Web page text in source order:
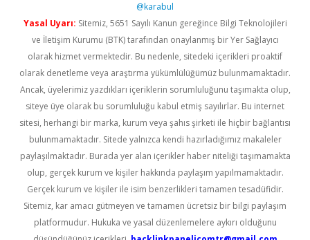
@karabul
Yasal Uyarı: Sitemiz, 5651 Sayılı Kanun gereğince Bilgi Teknolojileri
ve İletişim Kurumu (BTK) tarafından onaylanmış bir Yer Sağlayıcı
olarak hizmet vermektedir. Bu nedenle, sitedeki içerikleri proaktif
olarak denetleme veya araştırma yükümlülüğümüz bulunmamaktadır.
Ancak, üyelerimiz yazdıkları içeriklerin sorumluluğunu taşımakta olup,
siteye üye olarak bu sorumluluğu kabul etmiş sayılırlar. Bu internet
sitesi, herhangi bir marka, kurum veya şahıs şirketi ile hiçbir bağlantısı
bulunmamaktadır. Sitede yalnızca kendi hazırladığımız makaleler
paylaşılmaktadır. Burada yer alan içerikler haber niteliği taşımamakta
olup, gerçek kurum ve kişiler hakkında paylaşım yapılmamaktadır.
Gerçek kurum ve kişiler ile isim benzerlikleri tamamen tesadüfidir.
Sitemiz, kar amacı gütmeyen ve tamamen ücretsiz bir bilgi paylaşım
platformudur. Hukuka ve yasal düzenlemelere aykırı olduğunu